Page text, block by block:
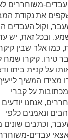
עבדים-משוחררים
את נקודת
וקול העבדים
ובכל זאת, יש
כמו אלה שבין
טירו. קיקרו
על קניית ביתו
מצידו המשיך לייעץ
מכתובות על קברי
אנחנו
ונאמנים כלפי
וכתבים שונים
עבדים-